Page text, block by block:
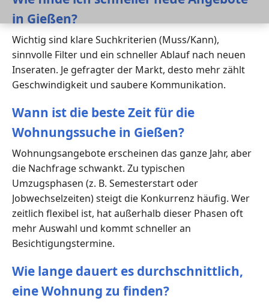
in Gießen?
Wichtig sind klare Suchkriterien (Muss/Kann),
sinnvolle Filter und ein schneller Ablauf nach neuen
Inseraten. Je gefragter der Markt, desto mehr zählt
Geschwindigkeit und saubere Kommunikation.
Wann ist die beste Zeit für die
Wohnungssuche in Gießen?
Wohnungsangebote erscheinen das ganze Jahr, aber
die Nachfrage schwankt. Zu typischen
Umzugsphasen (z. B. Semesterstart oder
Jobwechselzeiten) steigt die Konkurrenz häufig. Wer
zeitlich flexibel ist, hat außerhalb dieser Phasen oft
mehr Auswahl und kommt schneller an
Besichtigungstermine.
Wie lange dauert es durchschnittlich,
eine Wohnung zu finden?